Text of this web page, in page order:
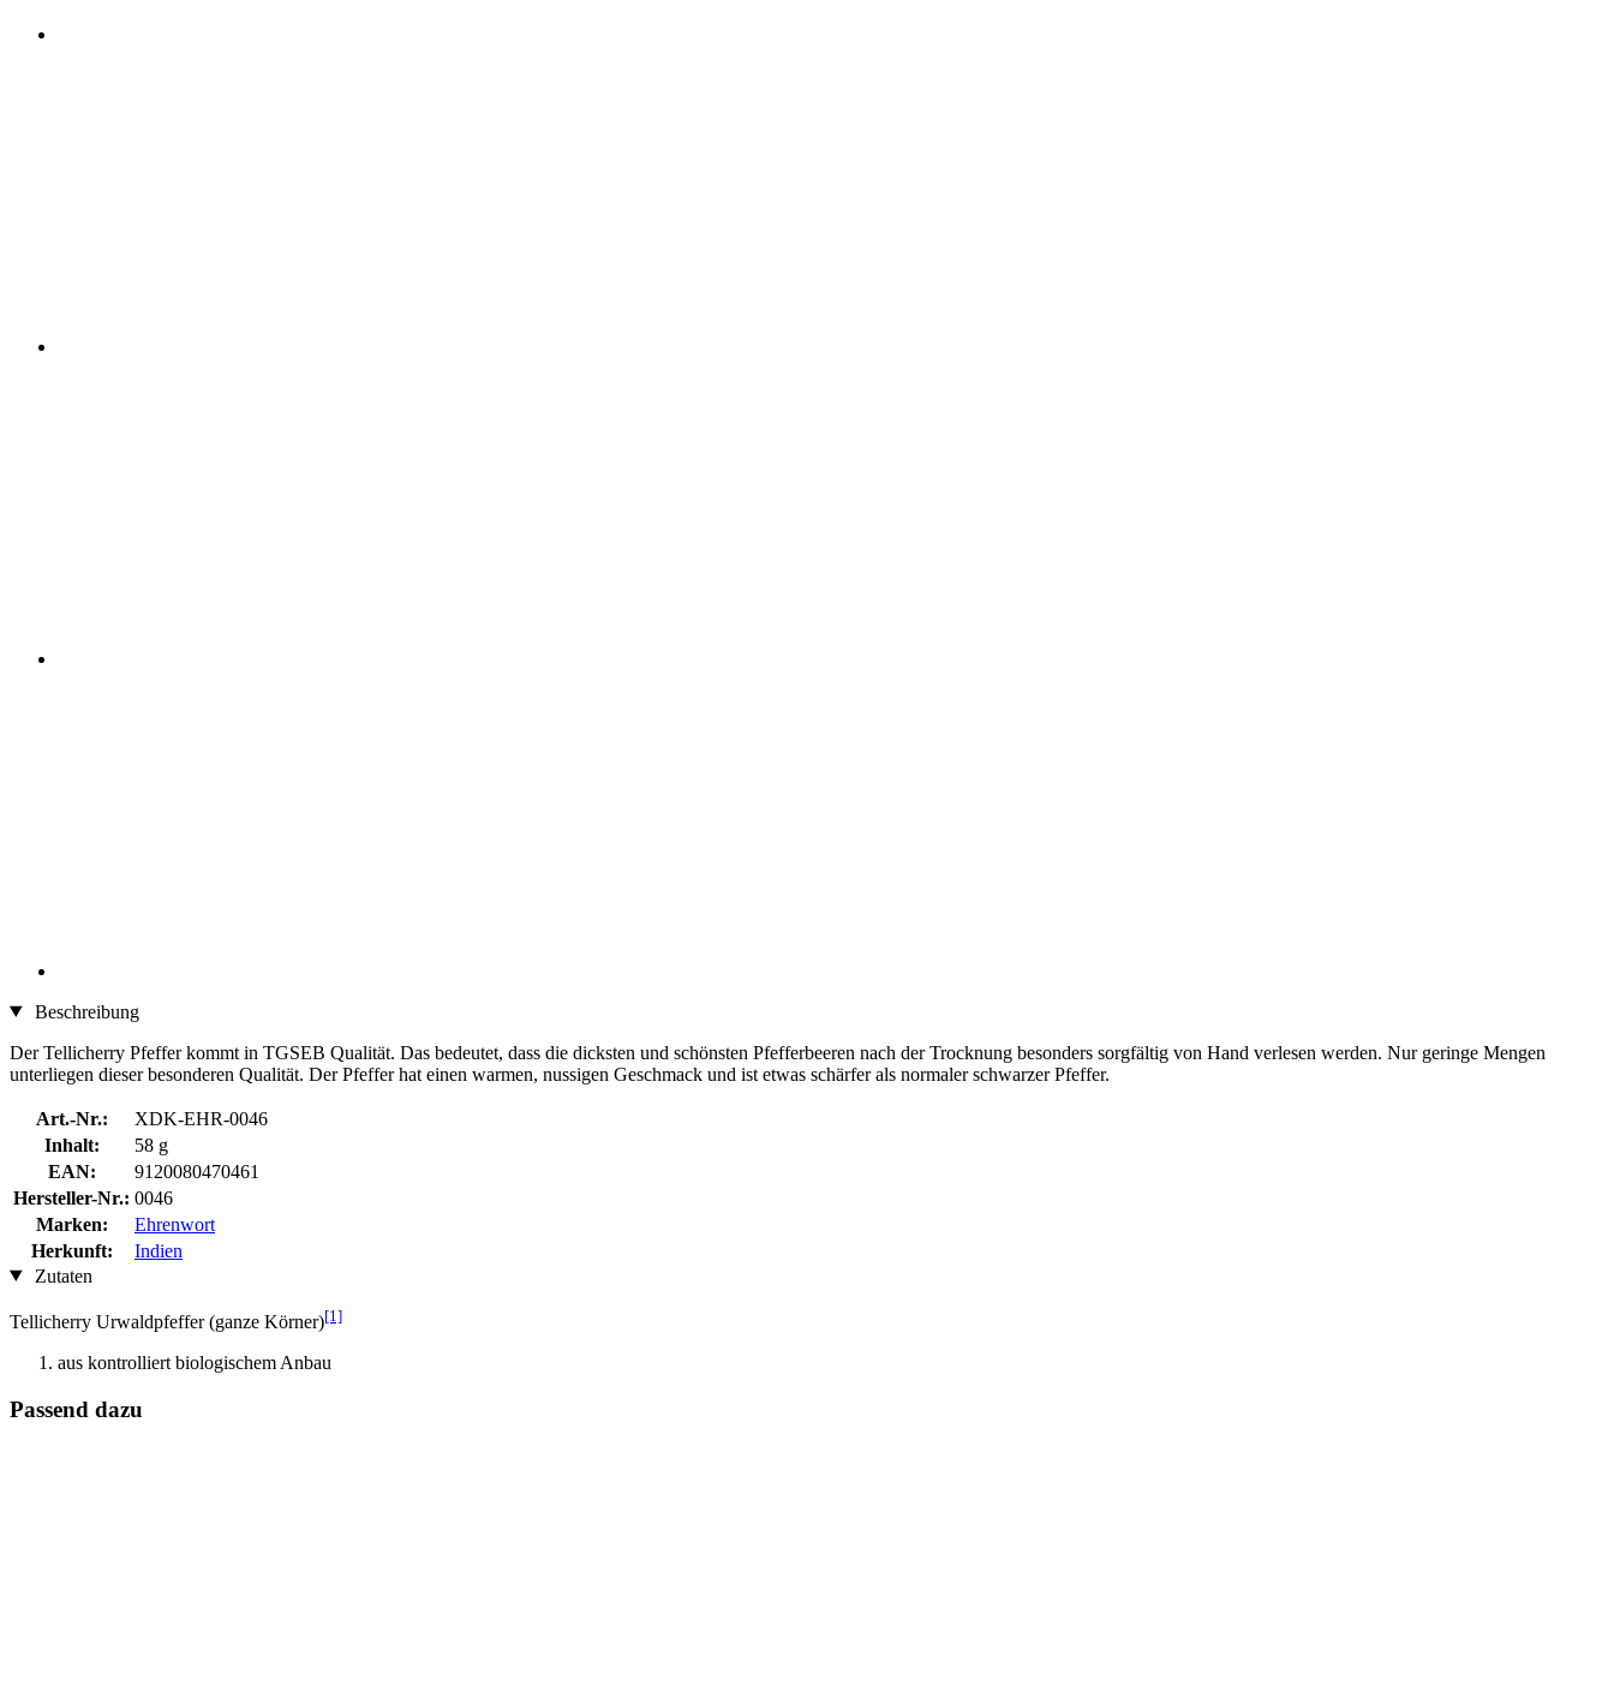
Beschreibung
Der Tellicherry Pfeffer kommt in TGSEB Qualität. Das bedeutet, dass die dicksten und schönsten Pfefferbeeren nach der Trocknung besonders sorgfältig von Hand verlesen werden. Nur geringe Mengen
unterliegen dieser besonderen Qualität. Der Pfeffer hat einen warmen, nussigen Geschmack und ist etwas schärfer als normaler schwarzer Pfeffer.
Art.-Nr.:
XDK-EHR-0046
Inhalt:
58 g
EAN:
9120080470461
Hersteller-Nr.: 0046
Marken:
Ehrenwort
Herkunft:
Indien
Zutaten
Tellicherry Urwaldpfeffer (ganze Körner)[1]
aus kontrolliert biologischem Anbau
Passend dazu